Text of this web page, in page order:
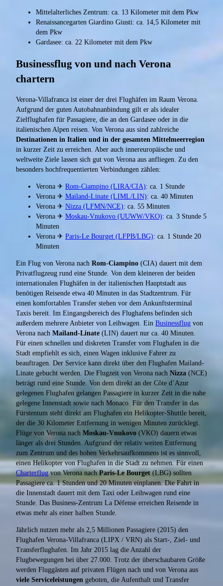
Mittelalterliches Zentrum: ca. 13 Kilometer mit dem Pkw
Renaissancegarten Giardino Giusti: ca. 14,5 Kilometer mit
dem Pkw
Gardasee: ca. 22 Kilometer mit dem Pkw
Businessflug von und nach Verona
chartern
Verona-Villafranca ist einer der drei Flughäfen im Raum Verona.
Aufgrund der guten Autobahnanbindung gilt er als idealer
Zielflughafen für Passagiere, die an den Gardasee oder in die
italienischen Alpen reisen. Von Verona aus sind zahlreiche
Destinationen in Italien und in der gesamten Mittelmeerregion
in kurzer Zeit zu erreichen. Aber auch innereuropäische und
weltweite Ziele lassen sich gut von Verona aus anfliegen. Zu den
besonders hochfrequentierten Verbindungen zählen:
Verona ✈ Rom-Ciampino (LIRA/CIA): ca. 1 Stunde
Verona ✈ Mailand-Linate (LIML/LIN): ca. 40 Minuten
Verona ✈ Nizza (LFMN/NCE): ca. 55 Minuten
Verona ✈ Moskau-Vnukovo (UUWW/VKO): ca. 3 Stunde 5
Minuten
Verona ✈ Paris-Le Bourget (LFPB/LBG): ca. 1 Stunde 20
Minuten
Ein Flug von Verona nach Rom-Ciampino (CIA) dauert mit dem
Privatflugzeug rund eine Stunde. Von dem kleineren der beiden
internationalen Flughäfen in der italienischen Hauptstadt aus
benötigen Reisende etwa 40 Minuten in das Stadtzentrum. Für
einen komfortablen Transfer stehen vor dem Ankunftsterminal
Taxis bereit. Im Eingangsbereich des Flughafens befinden sich
außerdem mehrere Anbieter von Leihwagen. Ein Businessflug von
Verona nach Mailand-Linate (LIN) dauert nur ca. 40 Minuten.
Für einen schnellen und diskreten Transfer vom Flughafen in die
Stadt empfiehlt es sich, einen Wagen inklusive Fahrer zu
beauftragen. Der Service kann direkt über den Flughafen Mailand-
Linate gebucht werden. Die Flugzeit von Verona nach Nizza (NCE)
beträgt rund eine Stunde. Von dem direkt an der Côte d’Azur
gelegenen Flughafen gelangen Passagiere in kurzer Zeit in die nahe
gelegene Innenstadt sowie nach Monaco. Für den Transfer in das
Fürstentum steht direkt am Flughafen ein Helikopter-Shuttle bereit,
der die 30 Kilometer Entfernung in wenigen Minuten zurücklegt.
Flüge von Verona nach Moskau-Vnukovo (VKO) dauern etwas
länger als drei Stunden. Aufgrund der relativ weiten Entfernung
zum Zentrum und des hohen Verkehrsaufkommens ist es sinnvoll,
einen Helikopter von Flughafen in die Stadt zu nehmen. Für einen
Charterflugvon Verona nachParis-Le Bourget(LBG) sollten
Passagiere ca. 1 Stunden und 20 Minuten einplanen. Die Fahrt in
die Innenstadt dauert mit dem Taxi oder Leihwagen rund eine
Stunde. Das Business-Zentrum La Défense erreichen Reisende in
etwas mehr als einer halben Stunde.
Jährlich nutzen mehr als 2,5 Millionen Passagiere (2015) den
Flughafen Verona-Villafranca (LIPX / VRN) als Start-, Ziel- und
Transferflughafen. Im Jahr 2015 lag die Anzahl der
Flugbewegungen bei über 27.000. Trotz der überschaubaren Größe
werden Fluggästen auf privaten Flügen nach und von Verona aus
viele Serviceleistungen geboten, die Aufenthalt und Transfer